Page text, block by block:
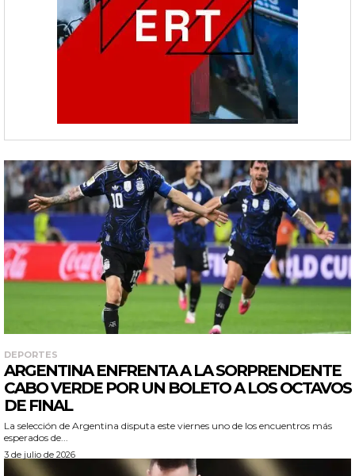
DEPORTES
ARGENTINA ENFRENTA A LA SORPRENDENTE
CABO VERDE POR UN BOLETO A LOS OCTAVOS
DE FINAL
La selección de Argentina disputa este viernes uno de los encuentros más
esperados de...
3 de julio de 2026